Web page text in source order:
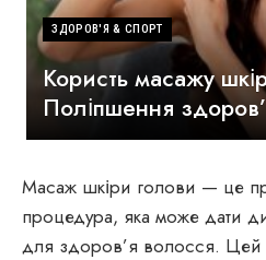
ЗДОРОВ'Я & СПОРТ
Користь масажу
Поліпшення
Масаж шкіри голови — це
процедура, яка може дати
для здоров’я волосся.